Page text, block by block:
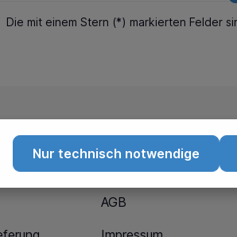
Die mit einem Stern (*) markierten Felder
Informationen
AGB
Nur technisch notwendige